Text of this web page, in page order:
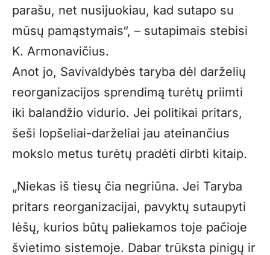
parašu, net nusijuokiau, kad sutapo su
mūsų pamąstymais“, – sutapimais stebisi
K. Armonavičius.
Anot jo, Savivaldybės taryba dėl darželių
reorganizacijos sprendimą turėtų priimti
iki balandžio vidurio. Jei politikai pritars,
šeši lopšeliai-darželiai jau ateinančius
mokslo metus turėtų pradėti dirbti kitaip.
„Niekas iš tiesų čia negriūna. Jei Taryba
pritars reorganizacijai, pavyktų sutaupyti
lėšų, kurios būtų paliekamos toje pačioje
švietimo sistemoje. Dabar trūksta pinigų ir